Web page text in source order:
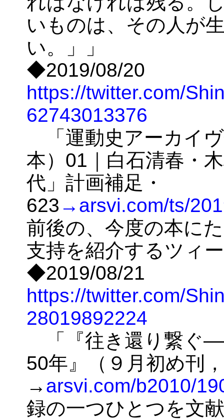
いものは、その人が
い。」」
◆2019/08/20
https://twitter.com/
62743013376
「運動史アーカイ
本）01｜白石清春
代」計画補足・
623 →arsvi.com/ts/
前後の、今度の本に
支持を紹介するツィ
◆2019/08/21
https://twitter.com/
28019892224
「『往き還り繋ぐ
50年』（９月初め刊
→ arsvi.com/b2010/
録の一つひとつを文